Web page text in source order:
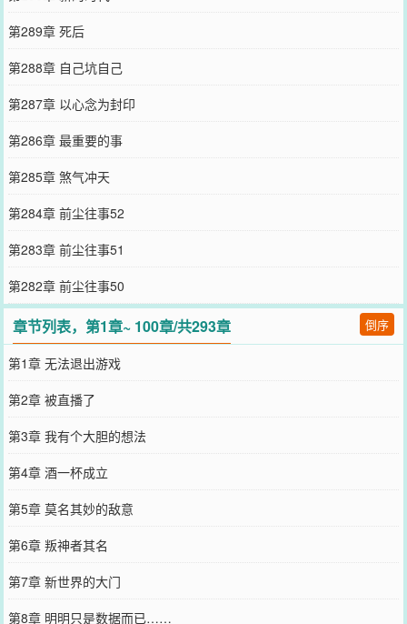
第289章 死后
第288章 自己坑自己
第287章 以心念为封印
第286章 最重要的事
第285章 煞气冲天
第284章 前尘往事52
第283章 前尘往事51
第282章 前尘往事50
章节列表，第1章~ 100章/共293章 倒序
第1章 无法退出游戏
第2章 被直播了
第3章 我有个大胆的想法
第4章 酒一杯成立
第5章 莫名其妙的敌意
第6章 叛神者其名
第7章 新世界的大门
第8章 明明只是数据而已……